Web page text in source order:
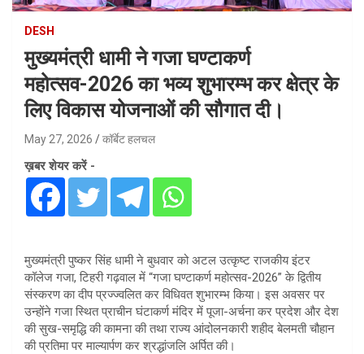
DESH
मुख्यमंत्री धामी ने गजा घण्टाकर्ण
महोत्सव-2026 का भव्य शुभारम्भ कर क्षेत्र के
लिए विकास योजनाओं की सौगात दी।
May 27, 2026 कॉर्बेट हलचल
ख़बर शेयर करें -
मुख्यमंत्री पुष्कर सिंह धामी ने बुधवार को अटल उत्कृष्ट राजकीय इंटर
कॉलेज गजा, टिहरी गढ़वाल में “गजा घण्टाकर्ण महोत्सव-2026” के द्वितीय
संस्करण का दीप प्रज्ज्वलित कर विधिवत शुभारम्भ किया। इस अवसर पर
उन्होंने गजा स्थित प्राचीन घंटाकर्ण मंदिर में पूजा-अर्चना कर प्रदेश और देश
की सुख-समृद्धि की कामना की तथा राज्य आंदोलनकारी शहीद बेलमती चौहान
की प्रतिमा पर माल्यार्पण कर श्रद्धांजलि अर्पित की।